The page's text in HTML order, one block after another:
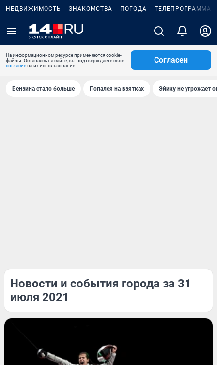
НЕДВИЖИМОСТЬ ЗНАКОМСТВА ПОГОДА ТЕЛЕПРОГРАММА
На информационном ресурсе применяются cookie-
файлы. Оставаясь на сайте, вы подтверждаете свое
согласиена их использование.
Согласен
Бензина стало больше Попался на взятках Эйику не угрожает
Новости и события города за 31
июля 2021